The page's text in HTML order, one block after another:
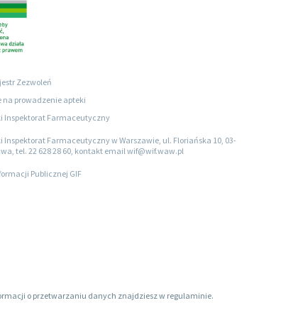
Zezwoleń
na prowadzenie apteki
Inspektorat Farmaceutyczny
Inspektorat Farmaceutyczny w Warszawie, ul. Floriańska 10, 03-
tel. 22 628 28 60, kontakt email wif@wif.waw.pl
Publicznej GIF
o przetwarzaniu danych znajdziesz w regulaminie.